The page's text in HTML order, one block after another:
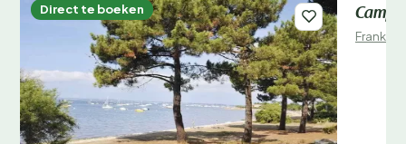
Direct te boeken Direct
Frankrijk